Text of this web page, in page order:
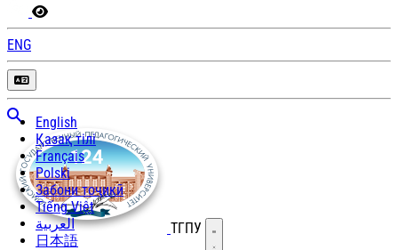
ENG
English
Қазақ тілі
Français
Polski
Забони тоҷикӣ
Tiếng Việt
العربية
日本語
ТГПУ Открыть меню